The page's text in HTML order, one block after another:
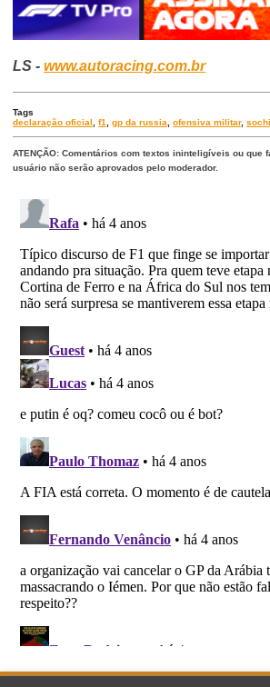
LS -www.autoracing.com.br
Tags
declaração oficial,f1,gp da russia,ofensiva militar,
ATENÇÃO: Comentários com textos ininteligíveis ou que
usuário não serão aprovados pelo moderador.